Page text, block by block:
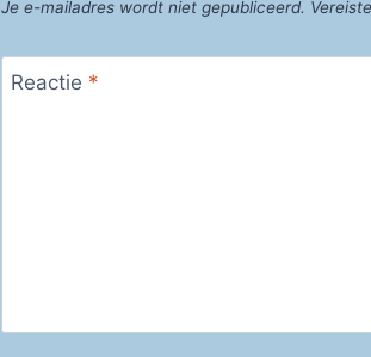
Je e-mailadres wordt niet gepubliceerd.
Reactie *